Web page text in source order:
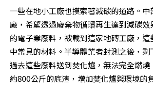
一些在地小工廠也摸索著減碳的道路。中
廠，希望透過廢棄物循環再生達到減碳
的電子業廢料，被載到這家地磚工廠，這
中常見的材料。半導體業者封測之後，剩
過去這些廢料送到焚化爐，無法完全燃燒
約800公斤的底渣，增加焚化爐與環境的